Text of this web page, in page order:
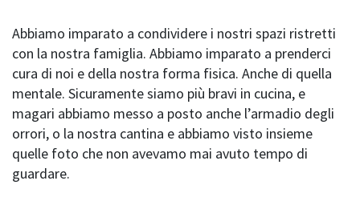
Abbiamo imparato a condividere i nostri spazi ristretti
con la nostra famiglia. Abbiamo imparato a prenderci
cura di noi e della nostra forma fisica. Anche di quella
mentale. Sicuramente siamo più bravi in cucina, e
magari abbiamo messo a posto anche l’armadio degli
orrori, o la nostra cantina e abbiamo visto insieme
quelle foto che non avevamo mai avuto tempo di
guardare.